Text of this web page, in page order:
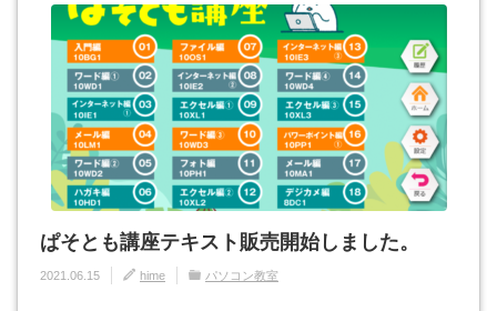
ぱそとも講座テキスト販売開始しました。
2021.06.15 hime パソコン教室